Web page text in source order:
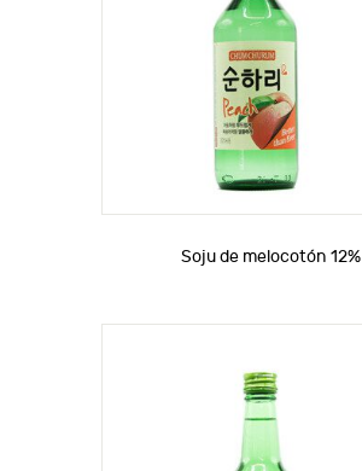
Soju de melocotón 12%